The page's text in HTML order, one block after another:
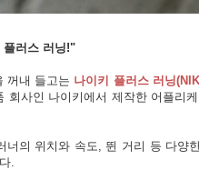
플러스 러닝!"
꺼내 들고는 나이키 플러스 러닝
회사인 나이키에서 제작한 어플리
너의 위치와 속도, 뛴 거리 등 다양
.